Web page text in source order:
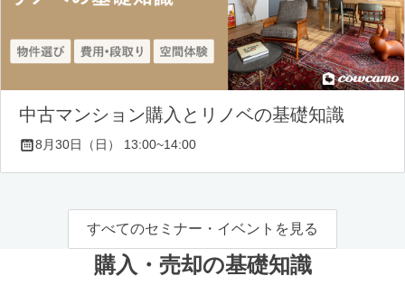
中古マンション購入とリノベの基礎知識
8月30日（日） 13:00~14:00
すべてのセミナー・イベントを見る
購入・売却の基礎知識